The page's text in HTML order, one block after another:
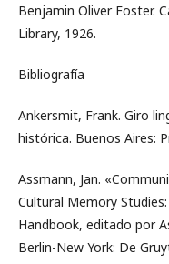
Benjamin Oliver Foster.
Library, 1926.
Bibliografía
Ankersmit, Frank. Giro
histórica. Buenos Aires:
Assmann, Jan.
Cultural Memory
Handbook, editado por
Berlin-New York: De